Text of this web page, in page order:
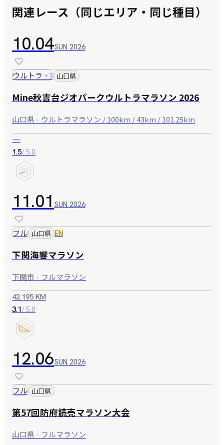
関連レース（同じエリア・同じ種目）
10.04SUN 2026
ウルトラ +3 山口県
Mine秋吉台ジオパークウルトラマラソン 2026
山口県 · ウルトラマラソン / 100km / 43km / 101.25km
—
1.5/ 5.0
11.01 SUN 2026
フル 山口県 EN
下関海響マラソン
下関市 · フルマラソン
42.195 KM
3.1/ 5.0
12.06SUN 2026
フル 山口県
第57回防府読売マラソン大会
山口県 · フルマラソン